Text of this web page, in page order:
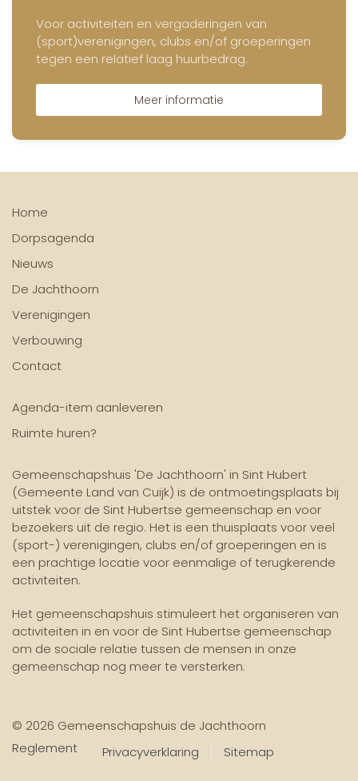
Voor activiteiten en vergaderingen van
(sport)verenigingen, clubs en/of groeperingen
tegen een relatief laag huurbedrag.
Meer informatie
Home
Dorpsagenda
Nieuws
De Jachthoorn
Verenigingen
Verbouwing
Contact
Agenda-item aanleveren
Ruimte huren?
Gemeenschapshuis 'De Jachthoorn' in Sint Hubert
(Gemeente Land van Cuijk) is de ontmoetingsplaats bij
uitstek voor de Sint Hubertse gemeenschap en voor
bezoekers uit de regio. Het is een thuisplaats voor veel
(sport-) verenigingen, clubs en/of groeperingen en is
een prachtige locatie voor eenmalige of terugkerende
activiteiten.
Het gemeenschapshuis stimuleert het organiseren van
activiteiten in en voor de Sint Hubertse gemeenschap
om de sociale relatie tussen de mensen in onze
gemeenschap nog meer te versterken.
© 2026 Gemeenschapshuis de Jachthoorn
Reglement
Privacyverklaring Sitemap